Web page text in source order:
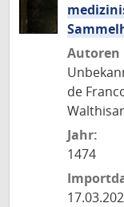
Autoren
de
Jahr:
1474